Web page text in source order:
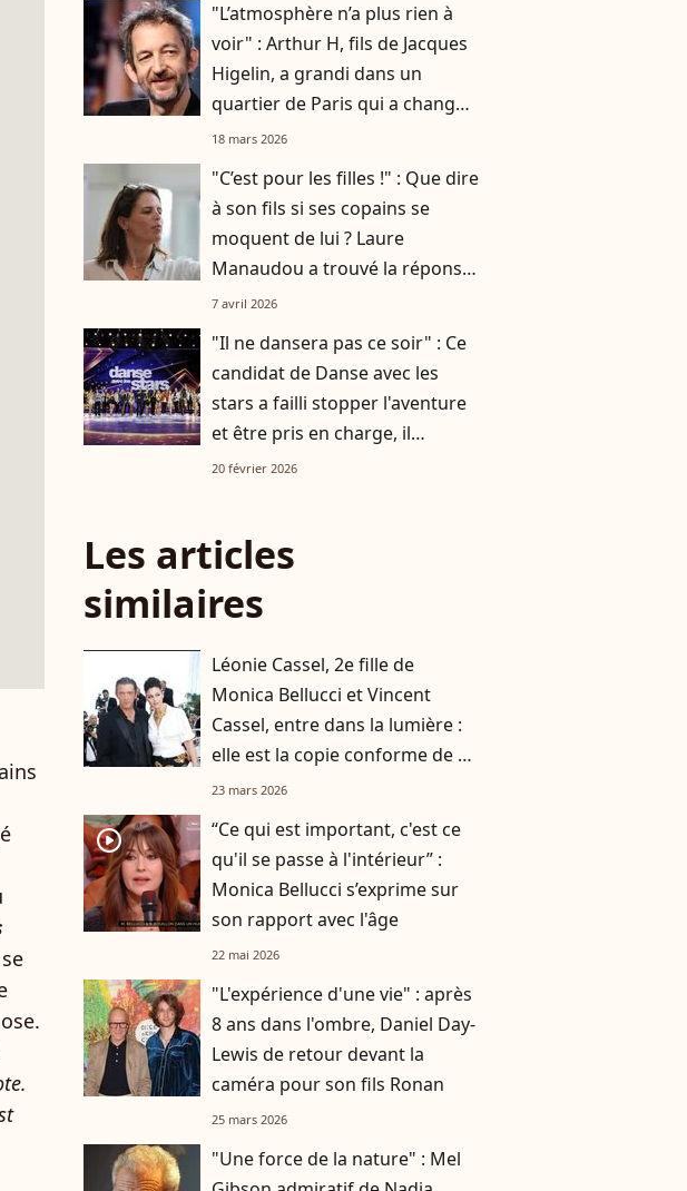
"L’atmosphère n’a plus rien à
voir" : Arthur H, fils de Jacques
Higelin, a grandi dans un
quartier de Paris qui a changé
du tout au tout
18 mars 2026
"C’est pour les filles !" : Que dire
à son fils si ses copains se
moquent de lui ? Laure
Manaudou a trouvé la réponse,
on vous en donne d'autres
7 avril 2026
"Il ne dansera pas ce soir" : Ce
candidat de Danse avec les
stars a failli stopper l'aventure
et être pris en charge, il
raconte
20 février 2026
Les articles
similaires
Léonie Cassel, 2e fille de
Monica Bellucci et Vincent
Cassel, entre dans la lumière :
elle est la copie conforme de sa
mère
23 mars 2026
player2
“Ce qui est important, c'est ce
qu'il se passe à l'intérieur” :
Monica Bellucci s’exprime sur
son rapport avec l'âge
22 mai 2026
"L'expérience d'une vie" : après
8 ans dans l'ombre, Daniel Day-
Lewis de retour devant la
caméra pour son fils Ronan
25 mars 2026
"Une force de la nature" : Mel